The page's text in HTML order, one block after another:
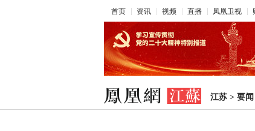
首页 资讯 视频 直播 凤凰卫视
江苏 > 要闻